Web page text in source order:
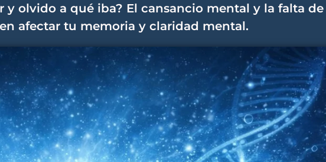
y olvido a qué iba? El cansancio mental y la falta de
afectar tu memoria y claridad mental.